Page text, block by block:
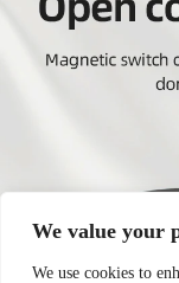
We value your
We use cookies to